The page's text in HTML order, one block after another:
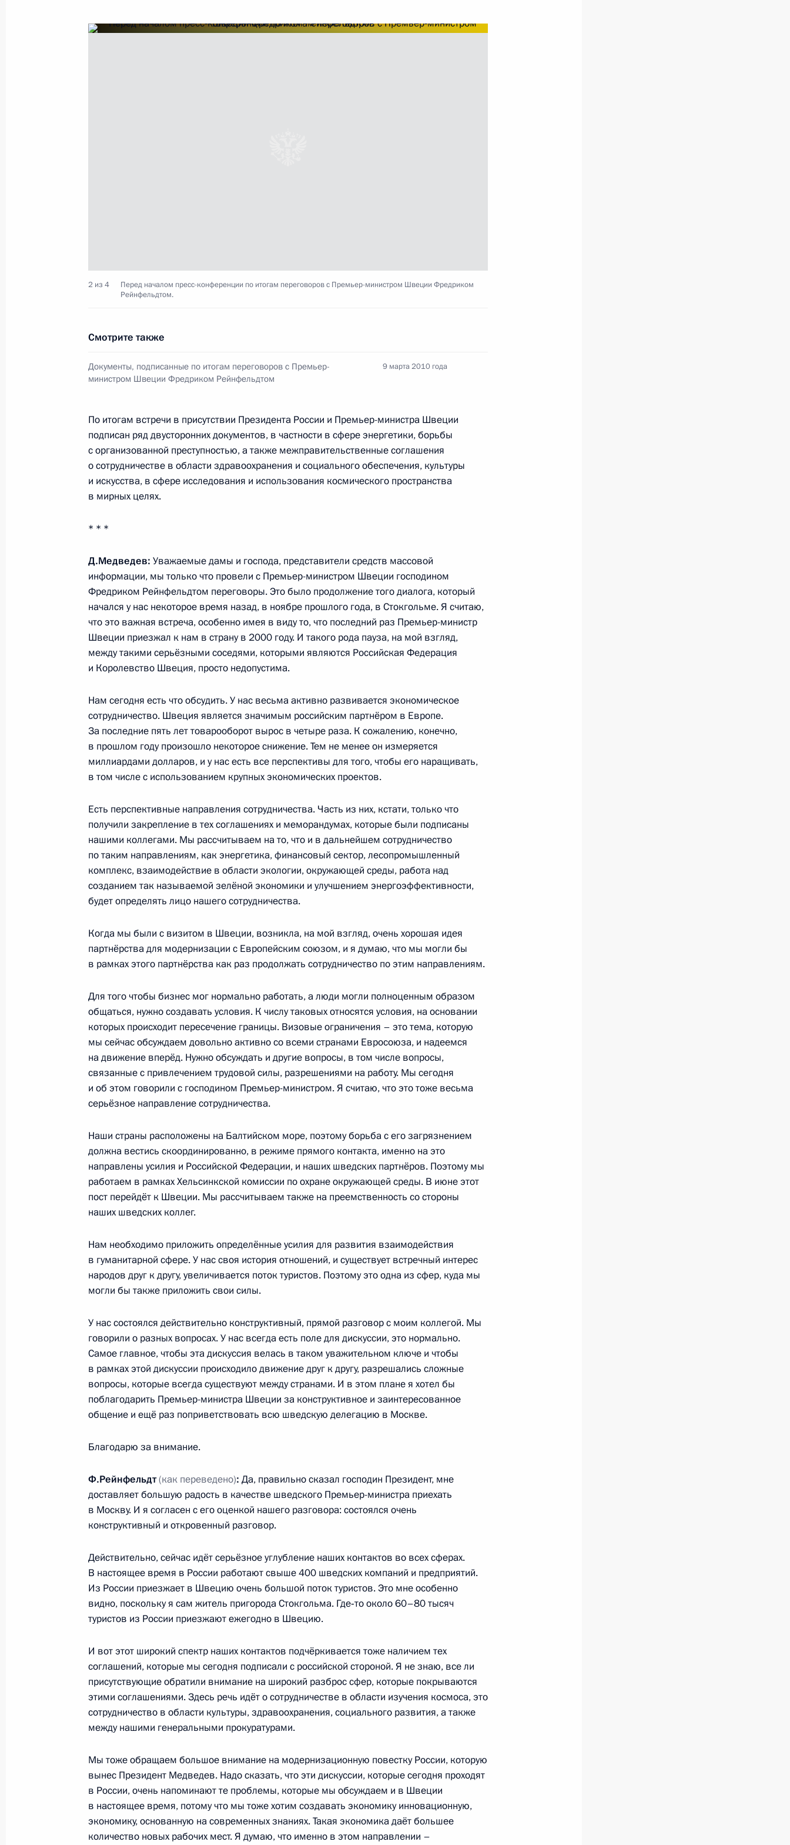
16 марта 2010 года, 15:00 Москва
15 марта 2010 года, понедельник
Беседа с чемпионами и призёрами XXI зимних Олимпийских игр
Выступление на церемонии вручения государственных наград
чемпионам и призёрам XXI зимних Олимпийских игр 2010 года
в Ванкувере
15 марта 2010 года, 15:00 Москва, Кремль
1
Встреча с офицерами по случаю их назначения на командные
должности и присвоения им высших воинских (специальных)
званий
15 марта 2010 года, 14:30 Москва, Кремль
2
Дмитрий Медведев поздравил Жореса Алфёрова с 80-летием
15 марта 2010 года, 13:30 Москва, Кремль
12 марта 2010 года, пятница
Рабочая встреча с Заместителем Председателя Правительства
12 марта 2010 года, 15:30 Московская область, Горки
11 марта 2010 года, четверг
Рабочая встреча с губернатором Рязанской области Олегом
Ковалёвым
11 марта 2010 года, 18:00 Москва, Кремль
Встреча с Королём Иордании Абдаллой II
Москва, Кремль
10 марта 2010 года, среда
Рабочая встреча с губернатором Иркутской области Дмитрием
10 марта 2010 года, 19:00 Московская область, Горки
Совещание по вопросу информационного присутствия стран СНГ
10 марта 2010 года, 18:00 Московская область, Горки
Совещание по созданию национальной платёжной системы
10 марта 2010 года, 14:00 Московская область, Горки
Дмитрий Медведев провёл совещание по вопросу создания
в России современного центра исследований
9 марта 2010 года, 18:00 Москва, Кремль
Дмитрий Медведев провёл переговоры с Премьер-министром
Швеции Фредриком Рейнфельдтом
9 марта 2010 года, 15:30 Москва, Кремль
4
6 марта 2010 года, суббота
Дмитрий Медведев провёл рабочую встречу с директором
Федеральной службы безопасности Александром Бортниковым
6 марта 2010 года, 15:30 Сочи
Стенографический отчёт о беседе с учителями средней школы
города Сочи
6 марта 2010 года, 14:00 Сочи
2 из 4
Перед началом пресс-конференции по итогам переговоров с Премьер-министром Швеции Фредриком
Рейнфельдтом.
Смотрите также
Документы, подписанные по итогам переговоров с Премьер-
министром Швеции Фредриком Рейнфельдтом
9 марта 2010 года
По итогам встречи в присутствии Президента России и Премьер-министра Швеции
подписан ряд двусторонних документов, в частности в сфере энергетики, борьбы
с организованной преступностью, а также межправительственные соглашения
о сотрудничестве в области здравоохранения и социального обеспечения, культуры
и искусства, в сфере исследования и использования космического пространства
в мирных целях.
* * *
Д.Медведев: Уважаемые дамы и господа, представители средств массовой
информации, мы только что провели с Премьер-министром Швеции господином
Фредриком Рейнфельдтом переговоры. Это было продолжение того диалога, который
начался у нас некоторое время назад, в ноябре прошлого года, в Стокгольме. Я считаю,
что это важная встреча, особенно имея в виду то, что последний раз Премьер-министр
Швеции приезжал к нам в страну в 2000 году. И такого рода пауза, на мой взгляд,
между такими серьёзными соседями, которыми являются Российская Федерация
и Королевство Швеция, просто недопустима.
Нам сегодня есть что обсудить. У нас весьма активно развивается экономическое
сотрудничество. Швеция является значимым российским партнёром в Европе.
За последние пять лет товарооборот вырос в четыре раза. К сожалению, конечно,
в прошлом году произошло некоторое снижение. Тем не менее он измеряется
миллиардами долларов, и у нас есть все перспективы для того, чтобы его наращивать,
в том числе с использованием крупных экономических проектов.
Есть перспективные направления сотрудничества. Часть из них, кстати, только что
получили закрепление в тех соглашениях и меморандумах, которые были подписаны
нашими коллегами. Мы рассчитываем на то, что и в дальнейшем сотрудничество
по таким направлениям, как энергетика, финансовый сектор, лесопромышленный
комплекс, взаимодействие в области экологии, окружающей среды, работа над
созданием так называемой зелёной экономики и улучшением энергоэффективности,
будет определять лицо нашего сотрудничества.
Когда мы были с визитом в Швеции, возникла, на мой взгляд, очень хорошая идея
партнёрства для модернизации с Европейским союзом, и я думаю, что мы могли бы
в рамках этого партнёрства как раз продолжать сотрудничество по этим направлениям.
Для того чтобы бизнес мог нормально работать, а люди могли полноценным образом
общаться, нужно создавать условия. К числу таковых относятся условия, на основании
которых происходит пересечение границы. Визовые ограничения – это тема, которую
мы сейчас обсуждаем довольно активно со всеми странами Евросоюза, и надеемся
на движение вперёд. Нужно обсуждать и другие вопросы, в том числе вопросы,
связанные с привлечением трудовой силы, разрешениями на работу. Мы сегодня
и об этом говорили с господином Премьер-министром. Я считаю, что это тоже весьма
серьёзное направление сотрудничества.
Наши страны расположены на Балтийском море, поэтому борьба с его загрязнением
должна вестись скоординированно, в режиме прямого контакта, именно на это
направлены усилия и Российской Федерации, и наших шведских партнёров. Поэтому мы
работаем в рамках Хельсинкской комиссии по охране окружающей среды. В июне этот
пост перейдёт к Швеции. Мы рассчитываем также на преемственность со стороны
наших шведских коллег.
Нам необходимо приложить определённые усилия для развития взаимодействия
в гуманитарной сфере. У нас своя история отношений, и существует встречный интерес
народов друг к другу, увеличивается поток туристов. Поэтому это одна из сфер, куда мы
могли бы также приложить свои силы.
У нас состоялся действительно конструктивный, прямой разговор с моим коллегой. Мы
говорили о разных вопросах. У нас всегда есть поле для дискуссии, это нормально.
Самое главное, чтобы эта дискуссия велась в таком уважительном ключе и чтобы
в рамках этой дискуссии происходило движение друг к другу, разрешались сложные
вопросы, которые всегда существуют между странами. И в этом плане я хотел бы
поблагодарить Премьер-министра Швеции за конструктивное и заинтересованное
общение и ещё раз поприветствовать всю шведскую делегацию в Москве.
Благодарю за внимание.
Ф.Рейнфельдт(как переведено): Да, правильно сказал господин Президент, мне
доставляет большую радость в качестве шведского Премьер-министра приехать
в Москву. И я согласен с его оценкой нашего разговора: состоялся очень
конструктивный и откровенный разговор.
Действительно, сейчас идёт серьёзное углубление наших контактов во всех сферах.
В настоящее время в России работают свыше 400 шведских компаний и предприятий.
Из России приезжает в Швецию очень большой поток туристов. Это мне особенно
видно, поскольку я сам житель пригорода Стокгольма. Где‑то около 60–80 тысяч
туристов из России приезжают ежегодно в Швецию.
И вот этот широкий спектр наших контактов подчёркивается тоже наличием тех
соглашений, которые мы сегодня подписали с российской стороной. Я не знаю, все ли
присутствующие обратили внимание на широкий разброс сфер, которые покрываются
этими соглашениями. Здесь речь идёт о сотрудничестве в области изучения космоса, это
сотрудничество в области культуры, здравоохранения, социального развития, а также
между нашими генеральными прокуратурами.
Мы тоже обращаем большое внимание на модернизационную повестку России, которую
вынес Президент Медведев. Надо сказать, что эти дискуссии, которые сегодня проходят
в России, очень напоминают те проблемы, которые мы обсуждаем и в Швеции
в настоящее время, потому что мы тоже хотим создавать экономику инновационную,
экономику, основанную на современных знаниях. Такая экономика даёт большее
количество новых рабочих мест. Я думаю, что именно в этом направлении –